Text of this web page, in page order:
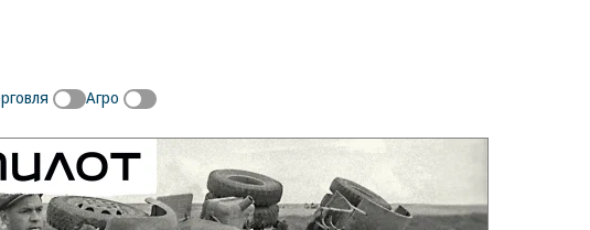
Агро